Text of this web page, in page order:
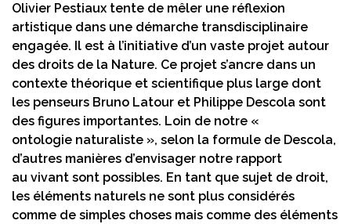
Olivier Pestiaux tente de mêler une réflexion
artistique dans une démarche transdisciplinaire
engagée. Il est à l’initiative d’un vaste projet autour
des droits de la Nature. Ce projet s’ancre dans un
contexte théorique et scientifique plus large dont
les penseurs Bruno Latour et Philippe Descola sont
des figures importantes. Loin de notre «
ontologie naturaliste », selon la formule de Descola,
d’autres manières d’envisager notre rapport
au vivant sont possibles. En tant que sujet de droit,
les éléments naturels ne sont plus considérés
comme de simples choses mais comme des éléments